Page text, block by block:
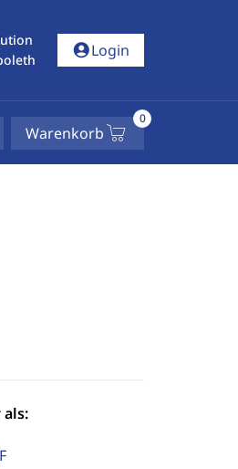
account_circleLogin
Warenkorb
0